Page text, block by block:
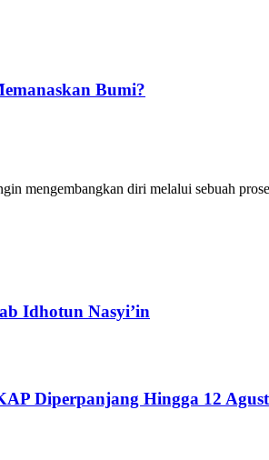
Bumi?
mengembangkan diri melalui sebuah
Idhotun Nasyi’in
Diperpanjang Hingga 12